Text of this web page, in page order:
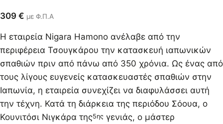
309 € με Φ.Π.Α
Η εταιρεία Nigara Hamono ανέλαβε από την
περιφέρεια Τσουγκάρου την κατασκευή ιαπωνικών
σπαθιών πριν από πάνω από 350 χρόνια. Ως ένας από
τους λίγους ευγενείς κατασκευαστές σπαθιών στην
Ιαπωνία, η εταιρεία συνεχίζει να διαφυλάσσει αυτή
την τέχνη. Κατά τη διάρκεια της περιόδου Σόουα, ο
Κουνιτόσι Νιγκάρα της5ης γενιάς, ο μάστερ